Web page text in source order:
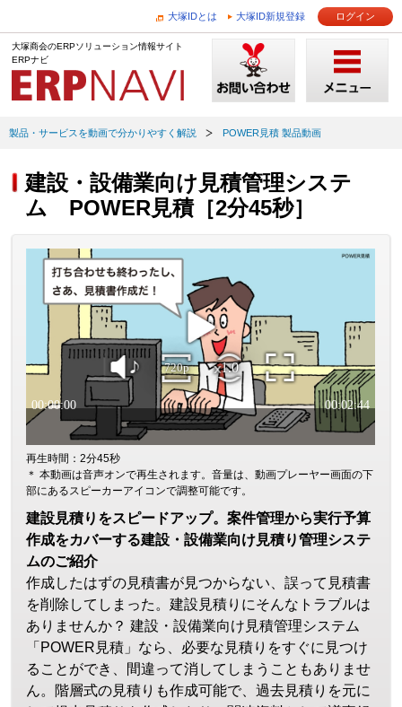
大塚IDとは 大塚ID新規登録 ログイン
大塚商会のERPソリューション情報サイト
ERPナビ
製品・サービスを動画で分かりやすく解説 POWER見積 製品動画
建設・設備業向け見積管理システ
ム POWER見積［2分45秒］
再生時間：2分45秒
＊ 本動画は音声オンで再生されます。音量は、動画プレーヤー画面の下
部にあるスピーカーアイコンで調整可能です。
建設見積りをスピードアップ。案件管理から実行予算
作成をカバーする建設・設備業向け見積り管理システ
ムのご紹介
作成したはずの見積書が見つからない、誤って見積書
を削除してしまった。建設見積りにそんなトラブルは
ありませんか？ 建設・設備業向け見積管理システム
「POWER見積」なら、必要な見積りをすぐに見つけ
ることができ、間違って消してしまうこともありませ
ん。階層式の見積りも作成可能で、過去見積りを元に